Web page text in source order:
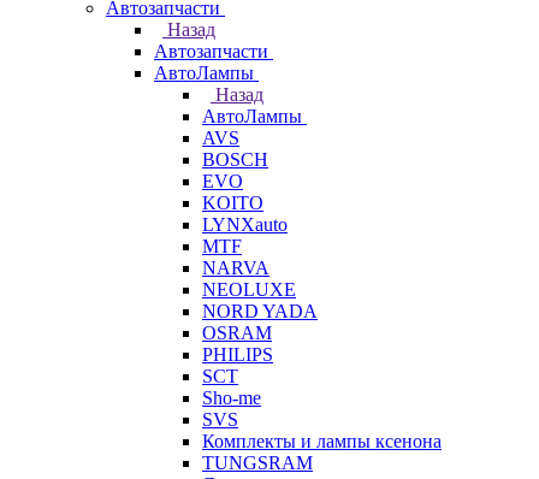
Автозапчасти
Назад
Автозапчасти
АвтоЛампы
Назад
АвтоЛампы
AVS
BOSCH
EVO
KOITO
LYNXauto
MTF
NARVA
NEOLUXE
NORD YADA
OSRAM
PHILIPS
SCT
Sho-me
SVS
Комплекты и лампы ксенона
TUNGSRAM